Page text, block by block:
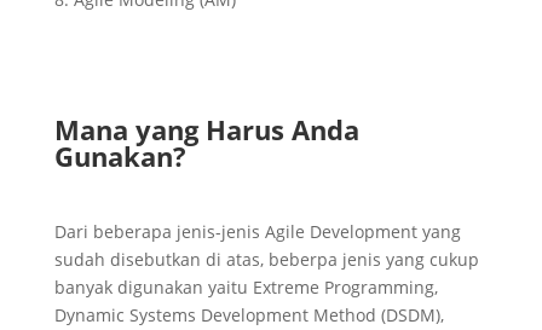
Mana yang Harus Anda
Gunakan?
Dari beberapa jenis-jenis Agile Development yang
sudah disebutkan di atas, beberpa jenis yang cukup
banyak digunakan yaitu Extreme Programming,
Dynamic Systems Development Method (DSDM),